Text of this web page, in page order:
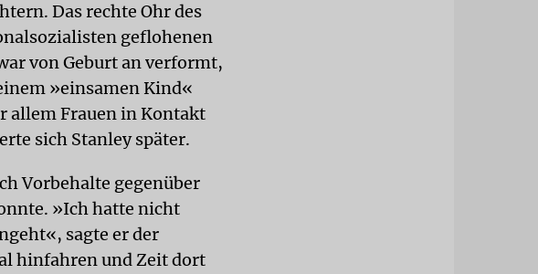
Das rechte Ohr des
geflohenen
von Geburt an verformt,
»einsamen Kind«
allem Frauen in Kontakt
sich Stanley später.
Vorbehalte gegenüber
»Ich hatte nicht
sagte er der
hinfahren und Zeit dort